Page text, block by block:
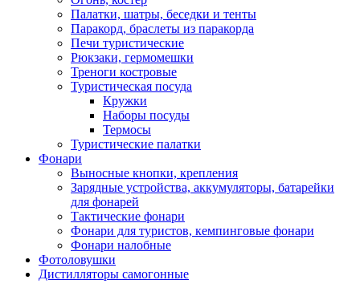
Палатки, шатры, беседки и тенты
Паракорд, браслеты из паракорда
Печи туристические
Рюкзаки, гермомешки
Треноги костровые
Туристическая посуда
Кружки
Наборы посуды
Термосы
Туристические палатки
Фонари
Выносные кнопки, крепления
Зарядные устройства, аккумуляторы, батарейки
для фонарей
Тактические фонари
Фонари для туристов, кемпинговые фонари
Фонари налобные
Фотоловушки
Дистилляторы самогонные